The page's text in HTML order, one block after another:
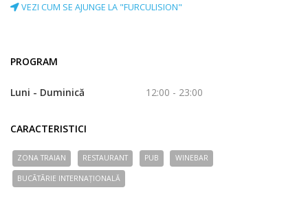
VEZI CUM SE AJUNGE LA "FURCULISION"
PROGRAM
Luni - Duminică 12:00 - 23:00
CARACTERISTICI
ZONA TRAIAN RESTAURANT PUB WINEBAR
BUCÃTÃRIE INTERNAȚIONALĂ